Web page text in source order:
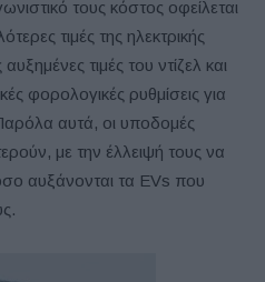
τους κόστος οφείλεται
τιμές της ηλεκτρικής
τιμές του ντίζελ και
φορολογικές ρυθμίσεις για
αυτά, οι υποδομές
με την έλλειψή τους να
αυξάνονται τα EVs που